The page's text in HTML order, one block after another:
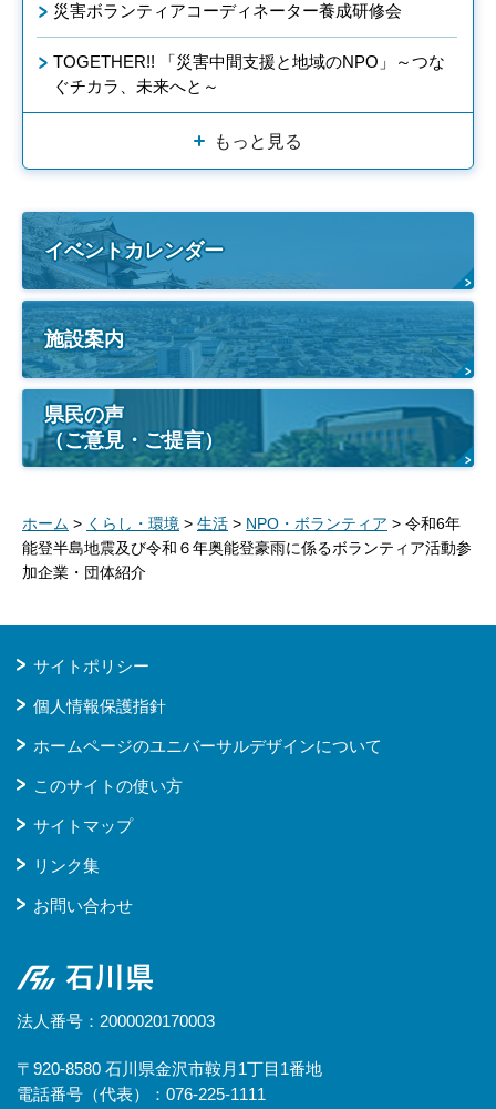
災害ボランティアコーディネーター養成研修会
TOGETHER!! 「災害中間支援と地域のNPO」～つな
ぐチカラ、未来へと～
もっと見る
イベントカレンダー
施設案内
県民の声
（ご意見・ご提言）
ホーム > くらし・環境 > 生活 > NPO・ボランティア > 令和6年
能登半島地震及び令和６年奥能登豪雨に係るボランティア活動参
加企業・団体紹介
サイトポリシー
個人情報保護指針
ホームページのユニバーサルデザインについて
このサイトの使い方
サイトマップ
リンク集
お問い合わせ
石川県
法人番号：2000020170003
〒920-8580 石川県金沢市鞍月1丁目1番地
電話番号（代表）：076-225-1111